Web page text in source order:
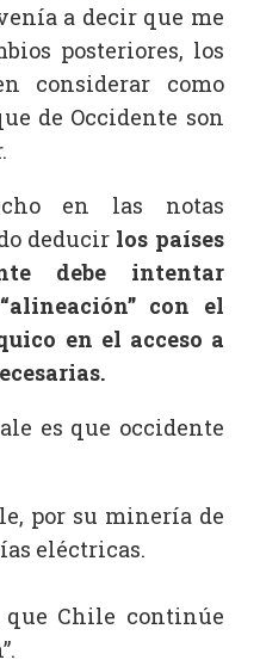
a decir que me
posteriores, los
considerar como
de Occidente son
en las notas
deducir los países
debe intentar
con el
en el acceso a
es que occidente
por su minería de
eléctricas.
Chile continúe